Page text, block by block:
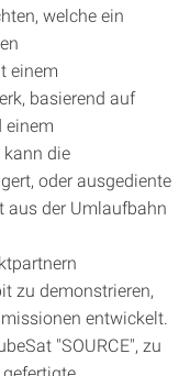
welche ein
einem
basierend auf
einem
die
oder ausgediente
aus der Umlaufbahn
zu demonstrieren,
entwickelt.
"SOURCE", zu